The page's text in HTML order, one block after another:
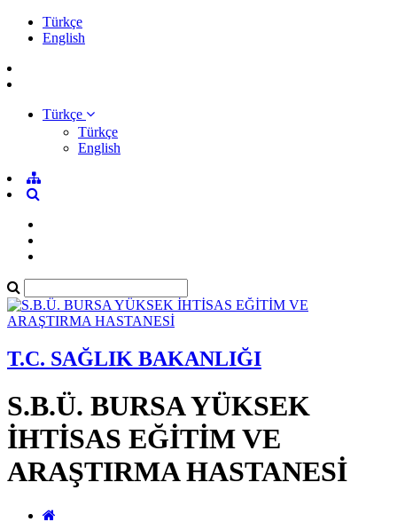
Türkçe
English
Türkçe
Türkçe
English
T.C. SAĞLIK BAKANLIĞI
S.B.Ü. BURSA YÜKSEK
İHTİSAS EĞİTİM VE
ARAŞTIRMA HASTANESİ